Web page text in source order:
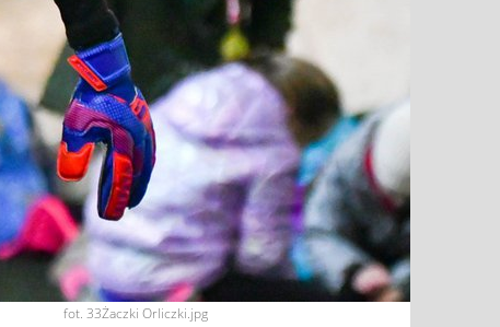
fot. 33Żaczki Orliczki.jpg